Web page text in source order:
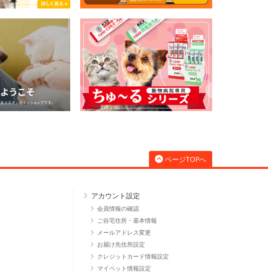
ページTOPへ
アカウント設定
会員情報の確認
ご自宅住所・基本情報
メールアドレス変更
お届け先住所設定
クレジットカード情報設定
マイペット情報設定